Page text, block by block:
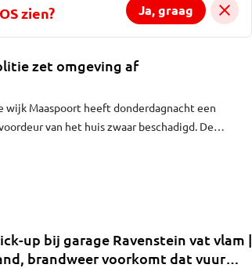
zien? Ja, graag
zet omgeving af
wijk Maaspoort heeft donderdagnacht een
van het huis zwaar beschadigd. De
up bij garage Ravenstein vat vlam |
brandweer voorkomt dat vuur